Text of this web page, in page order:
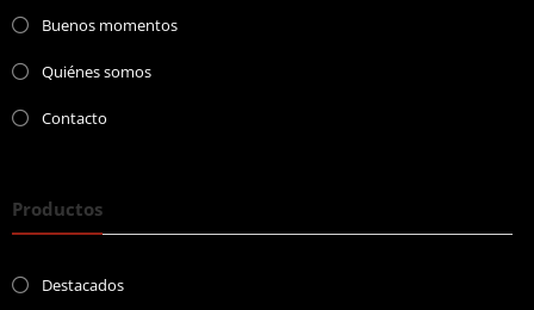
Buenos momentos
Quiénes somos
Contacto
Productos
Destacados